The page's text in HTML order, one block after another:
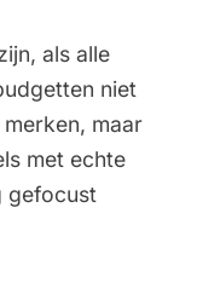
als alle
niet
maar
met echte
gefocust